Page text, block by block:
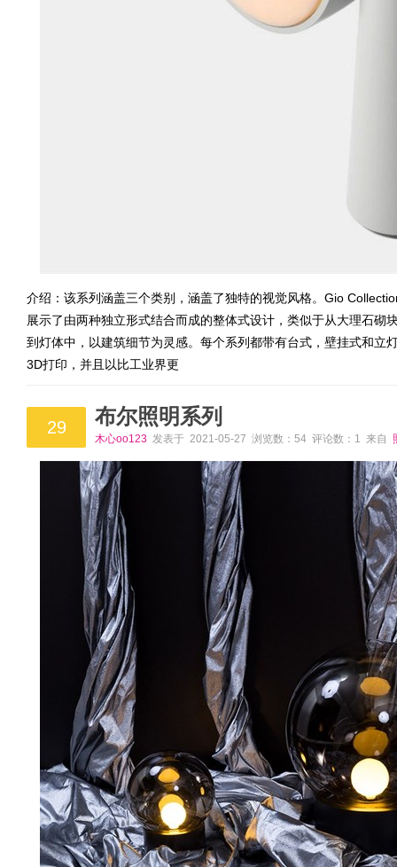
介绍：该系列涵盖三个类别，涵盖了独特的视觉风格。Gio
展示了由两种独立形式结合而成的整体式设计，类似于从大理石
到灯体中，以建筑细节为灵感。每个系列都带有台式，壁挂式和立
3D打印，并且以比工业界更
29 布尔照明系列
木心oo123 发表于 2021-05-27 浏览数：54 评论数：1 来自